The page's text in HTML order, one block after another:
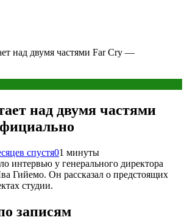
над двумя частями Far Cry —
над двумя частями
спустя01 минуты
интервью у генерального директора
Гийемо. Он рассказал о предстоящих
студии.
записям